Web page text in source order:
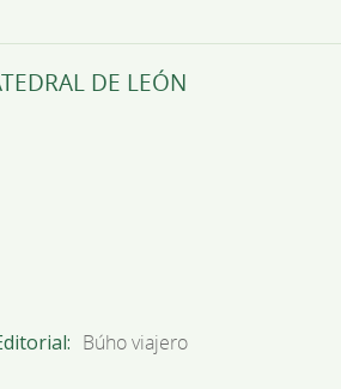
DE LEÓN
Búho viajero